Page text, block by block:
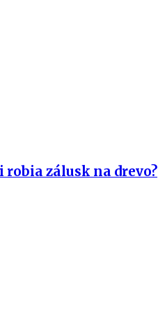
robia zálusk na drevo?